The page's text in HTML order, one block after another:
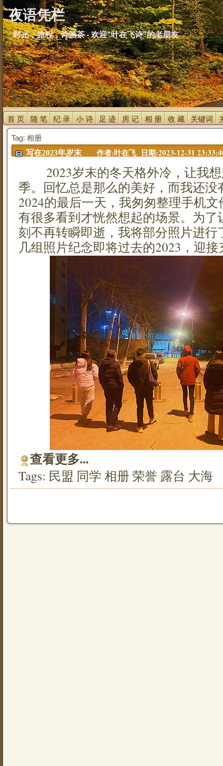
夜语凭栏
时光，旅程，诗酒茶 - 欢迎"叶在飞诗"的老朋友
首 页 随 笔 纪 录 小 诗 足 迹 房 记 相 册 收 藏 关键词
Tag: 相册
写在2023年岁末
作者:叶在飞 日期:2023-12-31
2023岁末的冬天格外冷，让我想
季。回忆总是那么的美好，而我还
2024的最后一天，我匆匆整理手机
有很多看到才恍然想起的场景。为
刻不再转瞬即逝，我将部分照片进
几组照片纪念即将过去的2023，迎
查看更多...
Tags: 民盟 同学 相册 荣誉 露台 大海